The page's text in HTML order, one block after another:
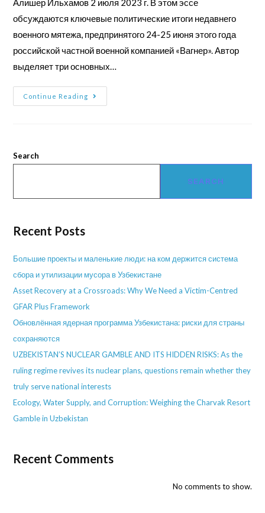
Алишер Ильхамов 2 июля 2023 г. В этом эссе
обсуждаются ключевые политические итоги недавнего
военного мятежа, предпринятого 24-25 июня этого года
российской частной военной компанией «Вагнер». Автор
выделяет три основных…
Continue Reading
Search
SEARCH
Recent Posts
Большие проекты и маленькие люди: на ком держится система
сбора и утилизации мусора в Узбекистане
Asset Recovery at a Crossroads: Why We Need a Victim-Centred
GFAR Plus Framework
Обновлённая ядерная программа Узбекистана: риски для страны
сохраняются
UZBEKISTAN’S NUCLEAR GAMBLE AND ITS HIDDEN RISKS: As the
ruling regime revives its nuclear plans, questions remain whether they
truly serve national interests
Ecology, Water Supply, and Corruption: Weighing the Charvak Resort
Gamble in Uzbekistan
Recent Comments
No comments to show.